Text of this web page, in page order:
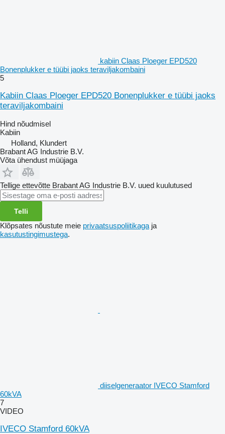
kabiin Claas Ploeger EPD520
Bonenplukker e tüübi jaoks teraviljakombaini
5
Kabiin Claas Ploeger EPD520 Bonenplukker e tüübi jaoks
teraviljakombaini
Hind nõudmisel
Kabiin
Holland, Klundert
Brabant AG Industrie B.V.
Võta ühendust müüjaga
Tellige ettevõtte Brabant AG Industrie B.V. uued kuulutused
Telli
Klõpsates nõustute meie privaatsuspoliitikaga ja
kasutustingimustega.
diiselgeneraator IVECO Stamford
60kVA
7
VIDEO
IVECO Stamford 60kVA